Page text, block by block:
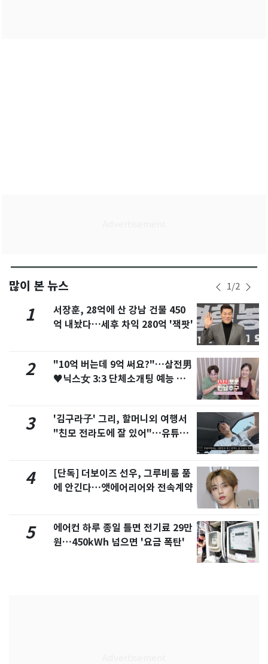
많이 본 뉴스 1/2
1
서장훈, 28억에 산 강남 건물 450
억 내놨다…세후 차익 280억 '잭팟'
2
"10억 버는데 9억 써요?"…삼전男
♥닉스女 3:3 단체소개팅 예능 화
3
'김구라子' 그리, 할머니외 여행서
"친모 전라도에 잘 있어"…유튜브
4
[단독] 더보이즈 선우, 그루비룸 품
에 안긴다…앳에어리어와 전속계약
5
에어컨 하루 종일 틀면 전기료 29만
원…450kWh 넘으면 '요금 폭탄'